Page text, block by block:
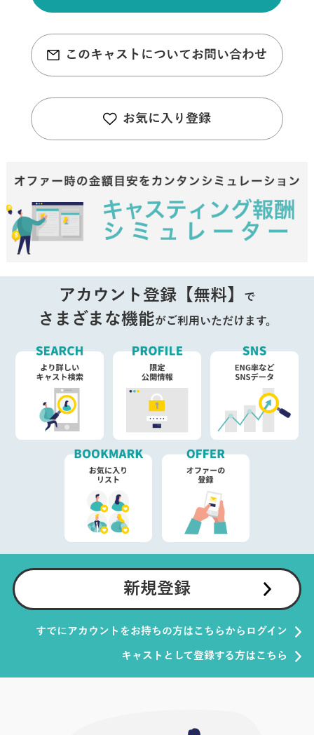
このキャストについてお問い合わせ
お気に入り登録
アカウント登録【無料】 で
さまざまな機能がご利用いただけます。
新規登録
すでにアカウントをお持ちの方はこちらからログイン
キャストとして登録する方はこちら